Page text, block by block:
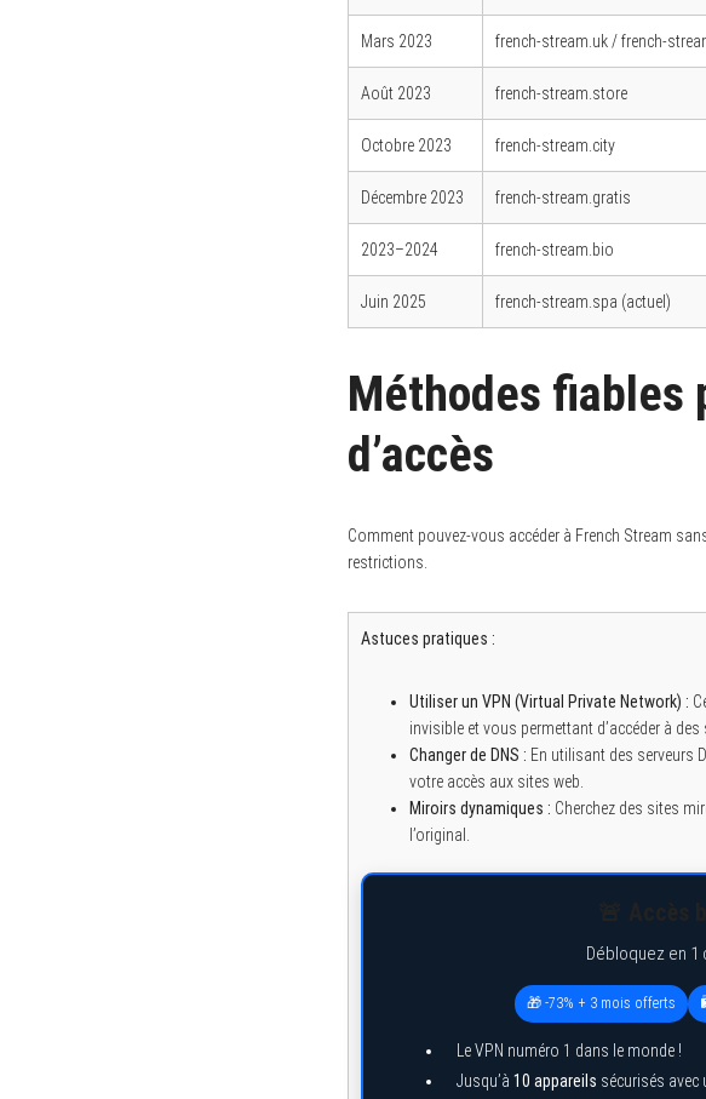
Mars 2023 french-stream.uk / french-
Août 2023 french-stream.store
Octobre 2023 french-stream.city
Décembre 2023 french-stream.gratis
2023–2024 french-stream.bio
Juin 2025 french-stream.spa (actuel)
Méthodes fiables
d’accès
Comment pouvez-vous accéder à French Stream
restrictions.
Astuces pratiques :
Utiliser un VPN (Virtual Private Network) :
invisible et vous permettant d’accéder à
Changer de DNS : En utilisant des serveurs
votre accès aux sites web.
Miroirs dynamiques : Cherchez des sites
l’original.
Débloquez en 1
🎁 -73% + 3 mois offerts
Le VPN numéro 1 dans le monde !
Jusqu’à 10 appareils sécurisés avec